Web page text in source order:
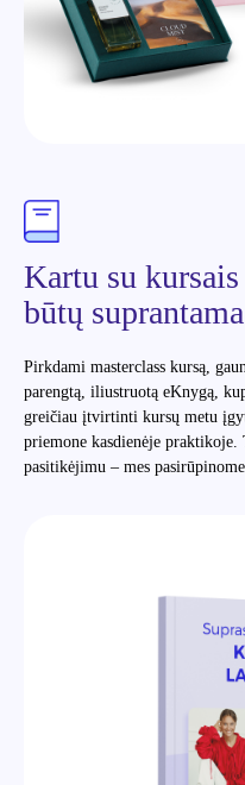
Kartu su
būtų
Pirkdami masterclass kursą,
parengtą, iliustruotą eKnygą,
greičiau įtvirtinti kursų metu
priemone kasdienėje
pasitikėjimu – mes